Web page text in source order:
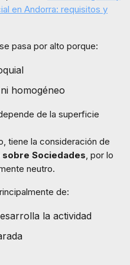
en Andorra: requisitos y
pasa por alto porque:
homogéneo
de la superficie
tiene la consideración de
Sociedades, por lo
neutro.
de:
la actividad